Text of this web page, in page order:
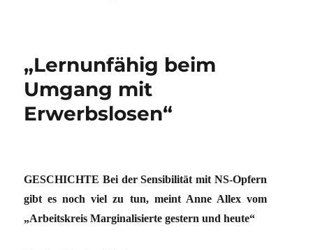
„Lernunfähig beim
Umgang mit
Erwerbslosen“
GESCHICHTE Bei der Sensibilität mit NS-Opfern
gibt es noch viel zu tun, meint Anne Allex vom
„Arbeitskreis Marginalisierte gestern und heute“